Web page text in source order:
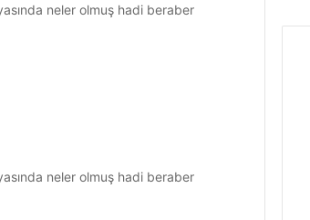
neler olmuş hadi beraber
neler olmuş hadi beraber